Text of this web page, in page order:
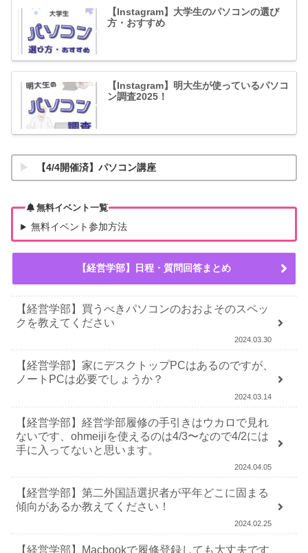
【Instagram】大学生のパソコンの選び
方・おすすめ
【Instagram】明大生が使っているパソコ
ン調査2025！
【4/4開催済】パソコン講座
無料イベント一覧
無料イベント参加方法
【経営学部】日程・質問回答まとめ
【経営学部】買うべきパソコンのおおよそのスペッ
クを教えてください
2024.03.30
【経営学部】家にデスクトップPCはあるのですが、
ノートPCは必要でしょうか？
2024.03.14
【経営学部】経営学部履修の手引きはウカロで見れ
ないです、ohmeijiを使えるのは4/3〜なので4/2には
手に入ってないと思います。
2024.04.05
【経営学部】第二外国語選択者が平年どこに固まる
傾向があるか教えてください！
2024.02.25
【経営学部】Macbookで履修登録しても大丈夫です